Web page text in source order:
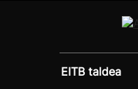
EITB taldea